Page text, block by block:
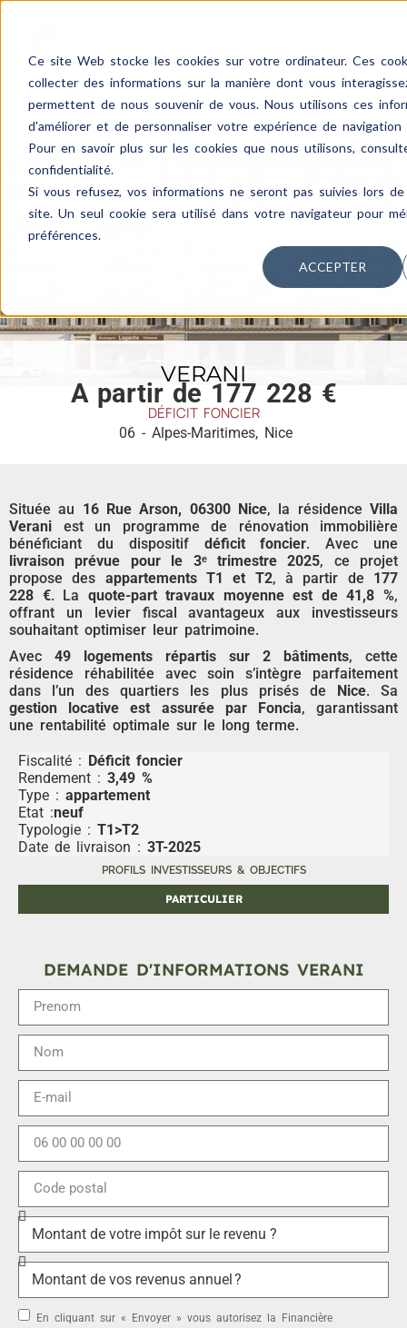
Ce site Web stocke les cookies sur votre ordinateur. Ces
collecter des informations sur la manière dont vous
permettent de nous souvenir de vous. Nous utilisons ces
d'améliorer et de personnaliser votre expérience de
Pour en savoir plus sur les cookies que nous utilisons,
confidentialité.
Si vous refusez, vos informations ne seront pas suivies lors
site. Un seul cookie sera utilisé dans votre navigateur pour
préférences.
ACCEPTER
VERANI
A partir de 177 228 €
DÉFICIT FONCIER
06 - Alpes-Maritimes, Nice
Située au 16 Rue Arson, 06300 Nice, la résidenceVilla
Verani est un programme de rénovation immobilière
bénéficiant du dispositif déficit foncier. Avec une
livraison prévue pour le 3ᵉ trimestre 2025, ce projet
propose des appartements T1 et T2, à partir de 177
228 €. La quote-part travaux moyenne est de 41,8 %,
offrant un levier fiscal avantageux aux investisseurs
souhaitant optimiser leur patrimoine.
Avec 49 logements répartis sur 2 bâtiments, cette
résidence réhabilitée avec soin s’intègre parfaitement
dans l’un des quartiers les plus prisés de Nice. Sa
gestion locative est assurée par Foncia, garantissant
une rentabilité optimale sur le long terme.
Fiscalité : Déficit foncier
Rendement : 3,49 %
Type : appartement
Etat :neuf
Typologie : T1>T2
Date de livraison : 3T-2025
PROFILS INVESTISSEURS & OBJECTIFS
PARTICULIER
DEMANDE D'INFORMATIONS VERANI
En cliquant sur « Envoyer » vous autorisez la Financière